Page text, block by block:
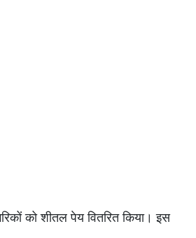
को शीतल पेय वितरित किया। इस